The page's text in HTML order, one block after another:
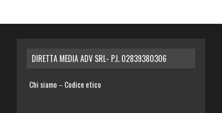
DIRETTA MEDIA ADV SRL- P.I. 02839380306
Chi siamo – Codice etico